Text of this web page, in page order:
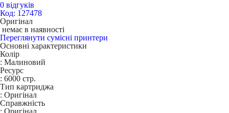
0 відгуків
Код: 127478
Оригінал
немає в наявності
Переглянути сумісні принтери
Основні характеристики
Колір
: Малиновий
Ресурс
: 6000 стр.
Тип картриджа
: Оригінал
Справжність
: Оригінал